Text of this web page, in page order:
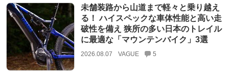
未舗装路から山道まで軽々と乗り越え
る！ ハイスペックな車体性能と高い走
破性を備え 狭所の多い日本のトレイル
に最適な「マウンテンバイク」3選
2026.08.07 VAGUE 5